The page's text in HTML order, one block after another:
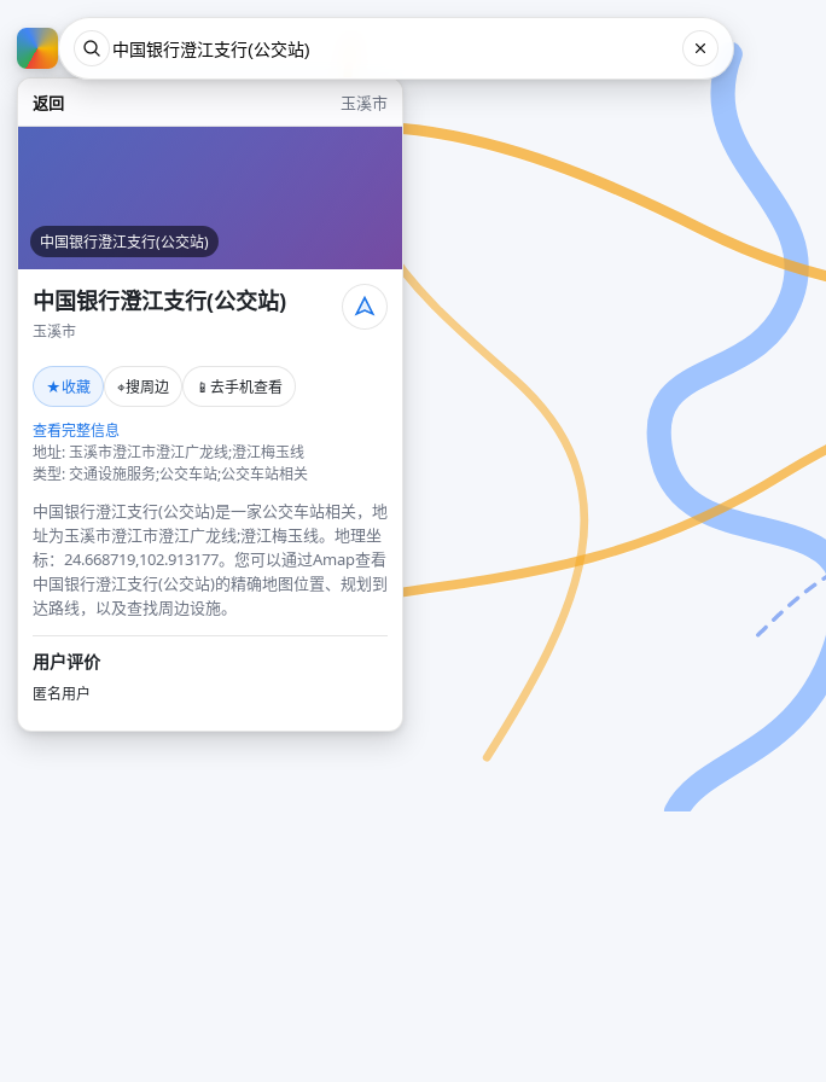
返回 玉溪市
中国银行澄江支行(公交站)
中国银行澄江支行(公交站)
玉溪市
★收藏 ⌖搜周边 📱 去手机查看
查看完整信息
地址: 玉溪市澄江市澄江广龙线;澄江梅玉线
类型: 交通设施服务;公交车站;公交车站相关
中国银行澄江支行(公交站)是一家公交车站相关，地
址为玉溪市澄江市澄江广龙线;澄江梅玉线。地理坐
标：24.668719,102.913177。您可以通过Amap查看
中国银行澄江支行(公交站)的精确地图位置、规划到
达路线，以及查找周边设施。
用户评价
匿名用户